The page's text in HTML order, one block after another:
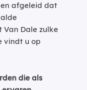
afgeleid dat
Van Dale zulke
vindt u op
die als